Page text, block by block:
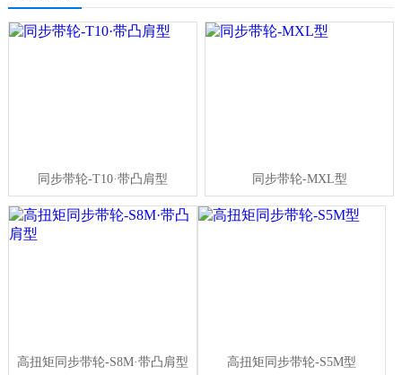
同步带轮-T10·带凸肩型 同步带轮-MXL型
高扭矩同步带轮-S8M·带凸肩型 高扭矩同步带轮-S5M型